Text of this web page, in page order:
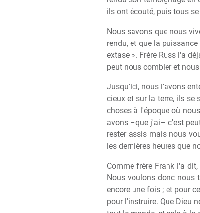
ils ont écouté, puis tous
Nous savons que nous
rendu, et que la
extase ». Frère Russ l'a
peut nous combler et
Jusqu'ici, nous l'avons
cieux et sur la terre, ils se
choses à l'époque où
avons –que j'ai– c'est
rester assis mais nous
les dernières heures que
Comme frère Frank l'a
Nous voulons donc nous
encore une fois ; et pour
pour l'instruire. Que Dieu